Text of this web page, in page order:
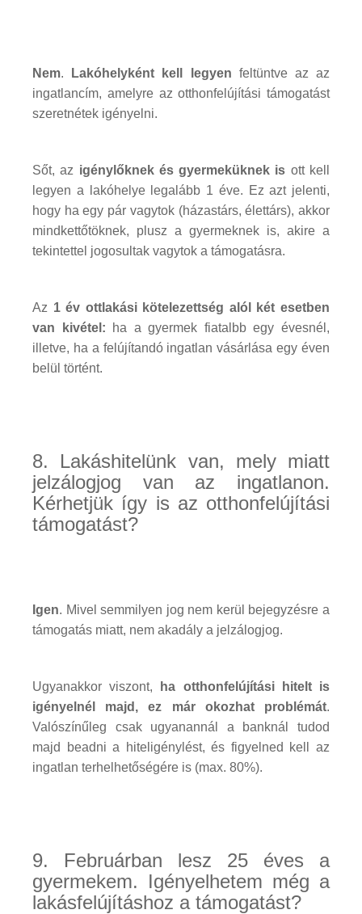
Nem. Lakóhelyként kell legyen feltüntve az az
ingatlancím, amelyre az otthonfelújítási támogatást
szeretnétek igényelni.
Sőt, az igénylőknek és gyermeküknek is ott kell
legyen a lakóhelye legalább 1 éve. Ez azt jelenti,
hogy ha egy pár vagytok (házastárs, élettárs), akkor
mindkettőtöknek, plusz a gyermeknek is, akire a
tekintettel jogosultak vagytok a támogatásra.
Az 1 év ottlakási kötelezettség alól két esetben
van kivétel: ha a gyermek fiatalbb egy évesnél,
illetve, ha a felújítandó ingatlan vásárlása egy éven
belül történt.
8. Lakáshitelünk van, mely miatt
jelzálogjog van az ingatlanon.
Kérhetjük így is az otthonfelújítási
támogatást?
Igen. Mivel semmilyen jog nem kerül bejegyzésre a
támogatás miatt, nem akadály a jelzálogjog.
Ugyanakkor viszont,
ha otthonfelújítási hitelt is
igényelnél majd, ez már okozhat problémát.
Valószínűleg csak ugyanannál a banknál tudod
majd beadni a hiteligénylést, és figyelned kell az
ingatlan terhelhetőségére is (max. 80%).
9. Februárban lesz 25 éves a
gyermekem. Igényelhetem még a
lakásfelújításhoz a támogatást?